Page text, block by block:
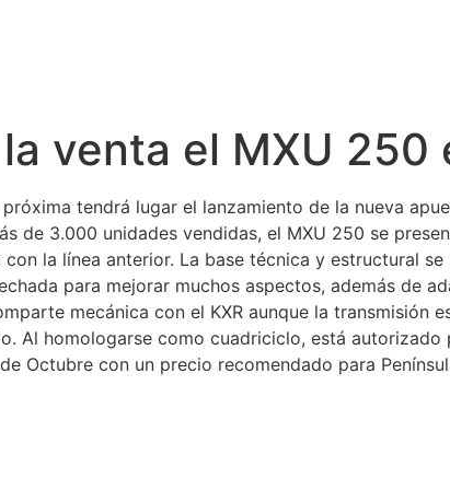
venta el MXU
próxima tendrá lugar el lanzamiento de la nueva
de 3.000 unidades vendidas, el MXU 250 se
la línea anterior. La base técnica y estructural
para mejorar muchos aspectos, además de
mecánica con el KXR aunque la transmisión
Al homologarse como cuadriciclo, está
Octubre con un precio recomendado para